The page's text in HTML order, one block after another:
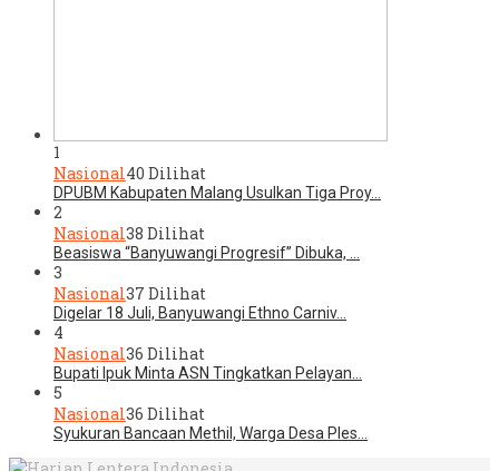
1
Nasional40 Dilihat
DPUBM Kabupaten Malang Usulkan Tiga Proy…
2
Nasional38 Dilihat
Beasiswa “Banyuwangi Progresif” Dibuka, …
3
Nasional37 Dilihat
Digelar 18 Juli, Banyuwangi Ethno Carniv…
4
Nasional36 Dilihat
Bupati Ipuk Minta ASN Tingkatkan Pelayan…
5
Nasional36 Dilihat
Syukuran Bancaan Methil, Warga Desa Ples…